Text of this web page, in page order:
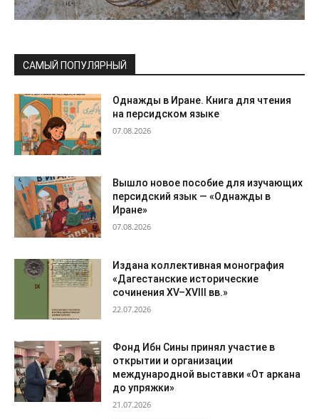
САМЫЙ ПОПУЛЯРНЫЙ
Однажды в Иране. Книга для чтения
на персидском языке
07.08.2026
Вышло новое пособие для изучающих
персидский язык — «Однажды в
Иране»
07.08.2026
Издана коллективная монография
«Дагестанские исторические
сочинения XV–XVIII вв.»
22.07.2026
Фонд Ибн Сины принял участие в
открытии и организации
международной выставки «От аркана
до упряжки»
21.07.2026